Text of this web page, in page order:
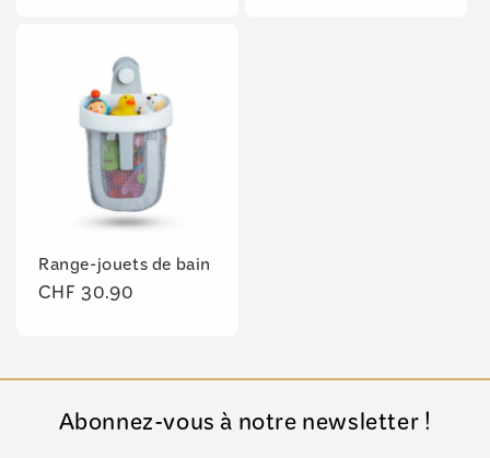
Range-jouets de bain
Prix
CHF 30.90
Abonnez-vous à notre newsletter !